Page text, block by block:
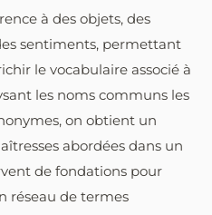
à des objets, des
sentiments, permettant
le vocabulaire associé à
les noms communs les
on obtient un
abordées dans un
de fondations pour
réseau de termes